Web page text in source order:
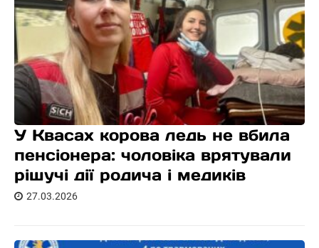
У Квасах корова ледь не вбила
пенсіонера: чоловіка врятували
рішучі дії родича і медиків
27.03.2026